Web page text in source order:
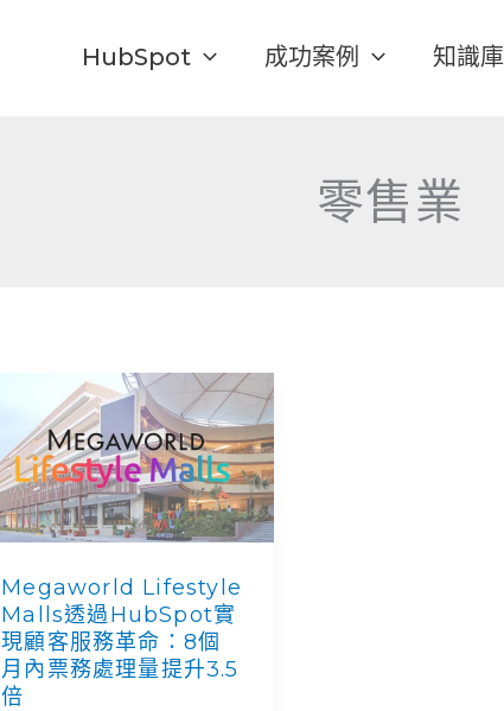
HubSpot 成功案例 知識庫
零售業
Megaworld Lifestyle
Malls透過HubSpot實
現顧客服務革命：8個
月內票務處理量提升3.5
倍